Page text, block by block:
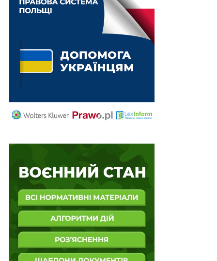
моторного;
– підготовка та подання Європейській Комісії проекту
національної схеми сертифікації біометану;
стимулювання нарощування виробничих
потужностей з виробництва біометану, збільшення
у сферу біометану:
фермерськими господарствами для забезпечення їх
– удосконалення процесів залучення коштів
міжнародних фінансових організацій, міжнародної
технічної допомоги, коштів донорів, грантів для
підтримки реалізації проектів з виробництва,
транспортування і споживання біометану;
– посилення співробітництва між державними
органами влади, відповідальними за формування та